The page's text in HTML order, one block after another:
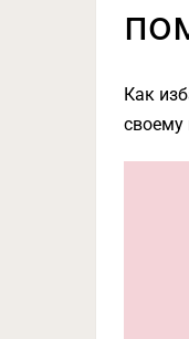
Как
своему